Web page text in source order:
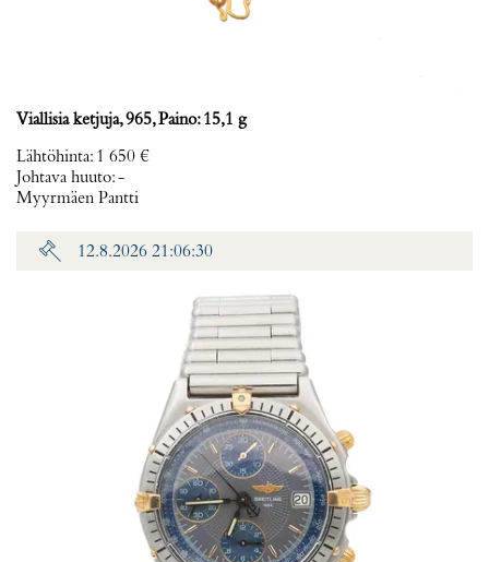
Viallisia ketjuja, 965, Paino: 15,1 g
Lähtöhinta: 1 650 €
Johtava huuto:-
Myyrmäen Pantti
12.8.2026 21:06:30